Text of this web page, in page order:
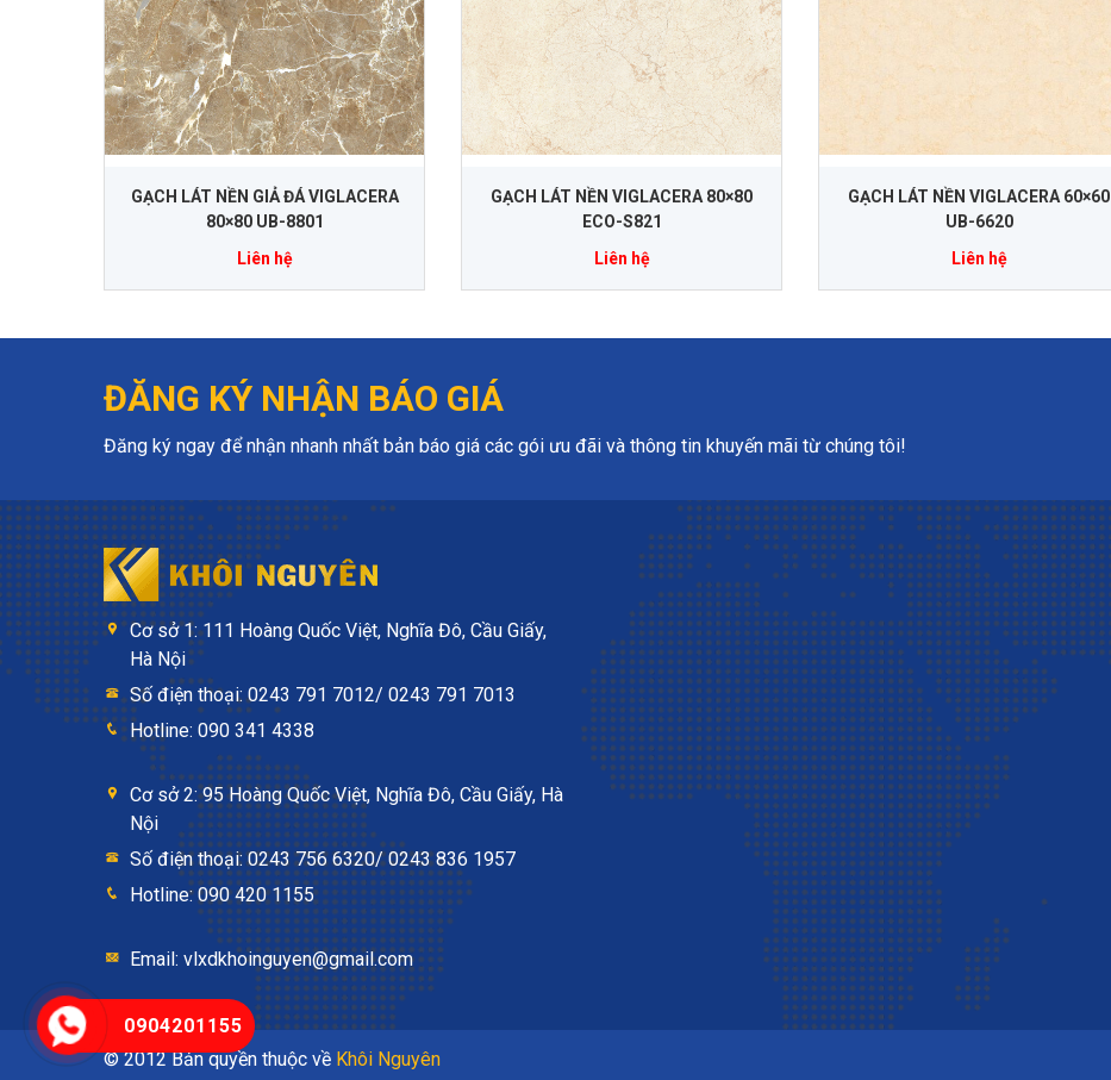
GẠCH LÁT NỀN GIẢ ĐÁ VIGLACERA
80×80 UB-8801
Liên hệ
GẠCH LÁT NỀN VIGLACERA 80×80
ECO-S821
Liên hệ
GẠCH LÁT NỀN VIGLACERA 60×60
UB-6620
Liên hệ
ĐĂNG KÝ NHẬN BÁO GIÁ
Đăng ký ngay để nhận nhanh nhất bản báo giá các gói ưu đãi và thông tin khuyến mãi từ chúng tôi!
Cơ sở 1: 111 Hoàng Quốc Việt, Nghĩa Đô, Cầu Giấy,
Hà Nội
Số điện thoại: 0243 791 7012/ 0243 791 7013
Hotline: 090 341 4338
Cơ sở 2: 95 Hoàng Quốc Việt, Nghĩa Đô, Cầu Giấy, Hà
Nội
Số điện thoại: 0243 756 6320/ 0243 836 1957
Hotline: 090 420 1155
Email: vlxdkhoinguyen@gmail.com
© 2012 Bản quyền thuộc về Khôi Nguyên
0904201155